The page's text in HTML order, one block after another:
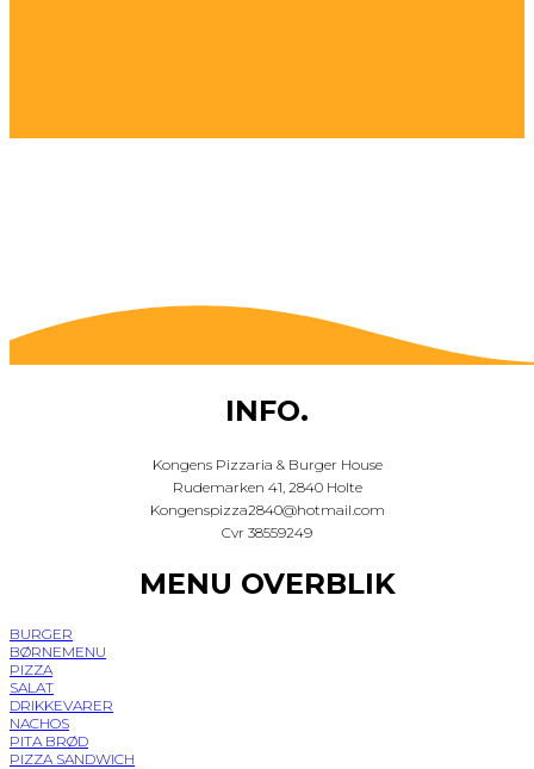
INFO.
Kongens Pizzaria & Burger House
Rudemarken 41, 2840 Holte
Kongenspizza2840@hotmail.com
Cvr 38559249
MENU OVERBLIK
BURGER
BØRNEMENU
PIZZA
SALAT
DRIKKEVARER
NACHOS
PITA BRØD
PIZZA SANDWICH